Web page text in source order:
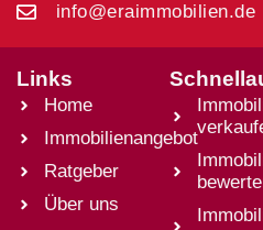
info@eraimmobilien.de
Links
Home
Immobilienangebot
Ratgeber
Über uns